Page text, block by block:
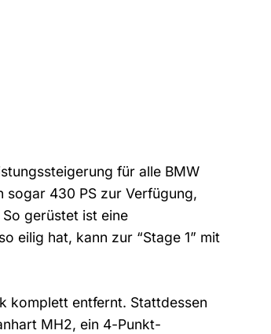
für alle BMW
sogar 430 PS zur Verfügung,
gerüstet ist eine
eilig hat, kann zur “Stage 1” mit
komplett entfernt. Stattdessen
MH2, ein 4-Punkt-